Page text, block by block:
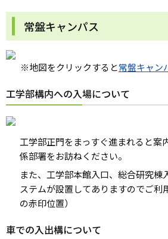
常盤キャンパス
※地図をクリックすると常盤キャン
工学部構内への入場について
工学部正門をまっすぐ進まれると案
係部署をお訪ねください。
また、工学部本館入口、総合研究棟
ステムが設置してありますのでご利
の赤印位置）
車での入出構について